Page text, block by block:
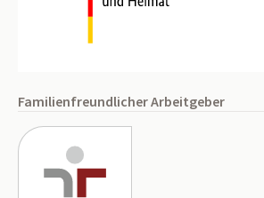
Familienfreundlicher Arbeitgeber